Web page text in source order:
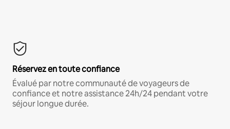
Réservez en toute confiance
Évalué par notre communauté de voyageurs de
confiance et notre assistance 24h/24 pendant votre
séjour longue durée.